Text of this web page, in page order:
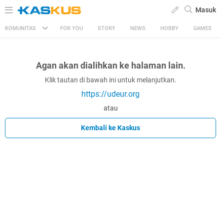
Masuk
KOMUNITAS FOR YOU STORY NEWS HOBBY GAMES
Agan akan dialihkan ke halaman lain.
Klik tautan di bawah ini untuk melanjutkan.
https://udeur.org
atau
Kembali ke Kaskus